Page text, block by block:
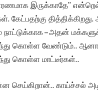
இருக்காதே”
கேட்பதற்கு
நாட்டுக்காக – அதன்
கொள்ள வேண்டும்..
கொள்ள மாட்டீர்கள்..
காய்ச்சல்